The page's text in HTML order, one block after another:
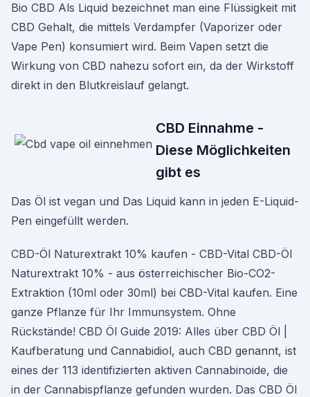
Bio CBD Als Liquid bezeichnet man eine Flüssigkeit mit
CBD Gehalt, die mittels Verdampfer (Vaporizer oder
Vape Pen) konsumiert wird. Beim Vapen setzt die
Wirkung von CBD nahezu sofort ein, da der Wirkstoff
direkt in den Blutkreislauf gelangt.
CBD Einnahme -
Diese Möglichkeiten
gibt es
Das Öl ist vegan und Das Liquid kann in jeden E-Liquid-
Pen eingefüllt werden.
CBD-Öl Naturextrakt 10% kaufen - CBD-Vital CBD-Öl
Naturextrakt 10% - aus österreichischer Bio-CO2-
Extraktion (10ml oder 30ml) bei CBD-Vital kaufen. Eine
ganze Pflanze für Ihr Immunsystem. Ohne
Rückstände! CBD Öl Guide 2019: Alles über CBD Öl |
Kaufberatung und Cannabidiol, auch CBD genannt, ist
eines der 113 identifizierten aktiven Cannabinoide, die
in der Cannabispflanze gefunden wurden. Das CBD Öl